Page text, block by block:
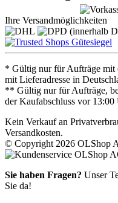
Ihre Versandmöglichkeiten
* Gültig nur für Aufträge mit
mit Lieferadresse in
** Gültig nur für Aufträge,
der Kaufabschluss vor 13:00
Kein Verkauf an
Versandkosten.
© Copyright 2026 OLShop
Sie haben Fragen? Unser
Sie da!